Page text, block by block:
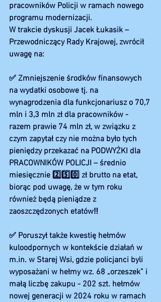
pracowników Policji w ramach nowego
programu modernizacji.
W trakcie dyskusji Jacek Łukasik –
Przewodniczący Rady Krajowej, zwrócił
uwagę na:
✅ Zmniejszenie środków finansowych
na wydatki osobowe tj. na
wynagrodzenia dla funkcjonariusz o 70,7
mln i 3,3 mln zł dla pracowników -
razem prawie 74 mln zł, w związku z
czym zapytał czy nie można było tych
pieniędzy przekazać na PODWYŻKI dla
PRACOWNIKÓW POLICJI – średnio
miesięcznie 2️⃣5️⃣0️⃣ zł brutto na etat,
biorąc pod uwagę, że w tym roku
również będą pieniądze z
zaoszczędzonych etatów‼️
✅ Poruszył także kwestię hełmów
kuloodpornych w kontekście działań w
m.in. w Starej Wsi, gdzie policjanci byli
wyposażani w hełmy wz. 68 „orzeszek” i
małą liczbę zakupu - 202 szt. hełmów
nowej generacji w 2024 roku w ramach